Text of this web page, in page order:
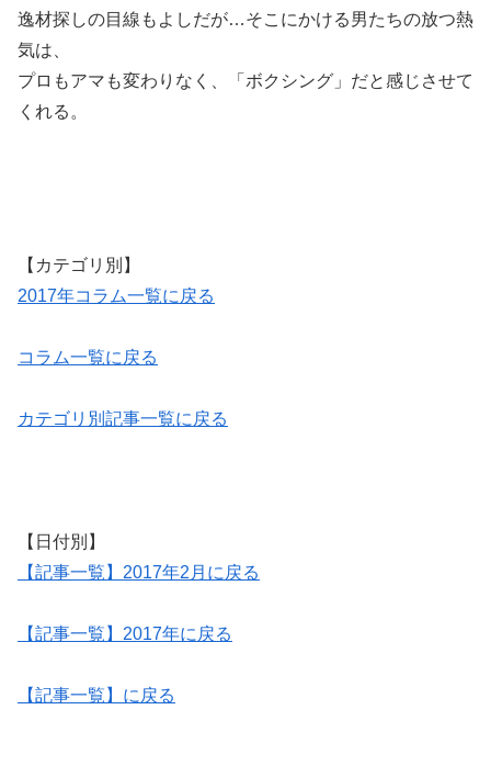
逸材探しの目線もよしだが…そこにかける男たちの放つ熱
気は、
プロもアマも変わりなく、「ボクシング」だと感じさせて
くれる。
【カテゴリ別】
2017年コラム一覧に戻る
コラム一覧に戻る
カテゴリ別記事一覧に戻る
【日付別】
【記事一覧】2017年2月に戻る
【記事一覧】2017年に戻る
【記事一覧】に戻る